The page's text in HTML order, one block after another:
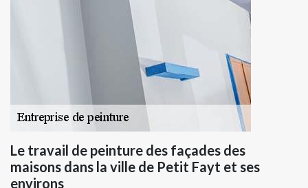
Le travail de peinture des façades des
maisons dans la ville de Petit Fayt et ses
environs